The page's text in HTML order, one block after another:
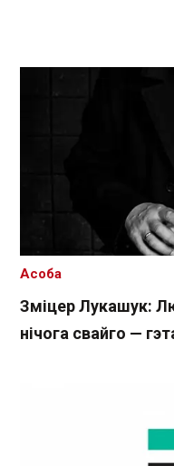
Зміцер Лукашук:
нічога свайго —
Асоба